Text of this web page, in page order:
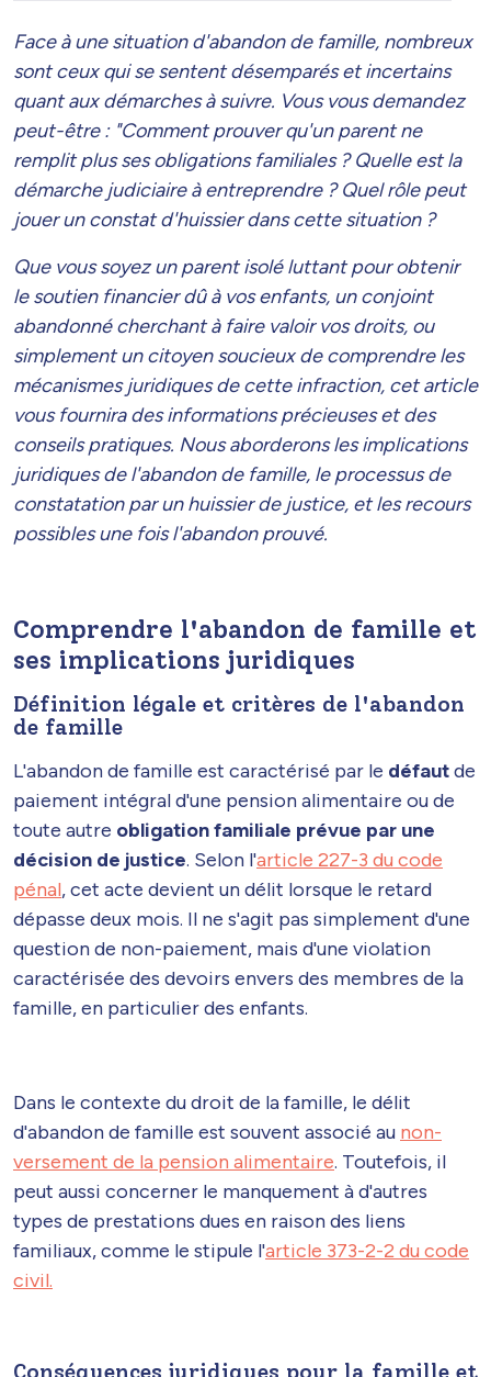
Face à une situation d'abandon de famille, nombreux
sont ceux qui se sentent désemparés et incertains
quant aux démarches à suivre. Vous vous demandez
peut-être : "Comment prouver qu'un parent ne
remplit plus ses obligations familiales ? Quelle est la
démarche judiciaire à entreprendre ? Quel rôle peut
jouer un constat d'huissier dans cette situation ?
Que vous soyez un parent isolé luttant pour obtenir
le soutien financier dû à vos enfants, un conjoint
abandonné cherchant à faire valoir vos droits, ou
simplement un citoyen soucieux de comprendre les
mécanismes juridiques de cette infraction, cet article
vous fournira des informations précieuses et des
conseils pratiques. Nous aborderons les implications
juridiques de l'abandon de famille, le processus de
constatation par un huissier de justice, et les recours
possibles une fois l'abandon prouvé.
Comprendre l'abandon de famille et
ses implications juridiques
Définition légale et critères de l'abandon
de famille
L'abandon de famille est caractérisé par le défautde
paiement intégral d'une pension alimentaire ou de
toute autre obligation familiale prévue par une
décision de justice. Selon l'article 227-3 du code
pénal, cet acte devient un délit lorsque le retard
dépasse deux mois. Il ne s'agit pas simplement d'une
question de non-paiement, mais d'une violation
caractérisée des devoirs envers des membres de la
famille, en particulier des enfants.
Dans le contexte du droit de la famille, le délit
d'abandon de famille est souvent associé au non-
versement de la pension alimentaire. Toutefois, il
peut aussi concerner le manquement à d'autres
types de prestations dues en raison des liens
familiaux, comme le stipule l'article 373-2-2 du code
civil.
Conséquences juridiques pour la famille et